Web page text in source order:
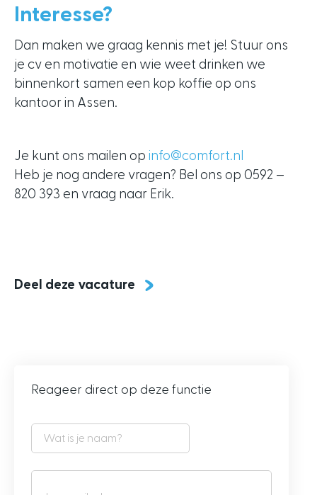
Interesse?
Dan maken we graag kennis met je! Stuur ons
je cv en motivatie en wie weet drinken we
binnenkort samen een kop koffie op ons
kantoor in Assen.
Je kunt ons mailen opinfo@comfort.nl
Heb je nog andere vragen? Bel ons op 0592 –
820 393 en vraag naar Erik.
Deel deze vacature
Reageer direct op deze functie